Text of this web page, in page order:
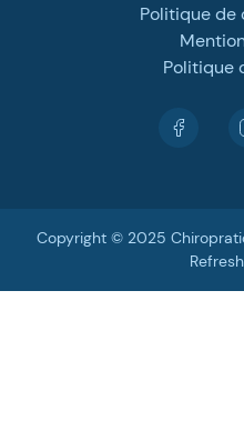
Politique
Politique
Copyright © 2025